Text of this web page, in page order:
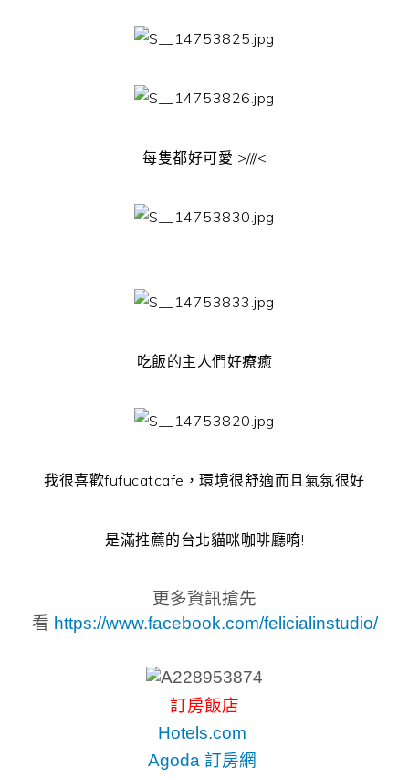
每隻都好可愛 >///<
吃飯的主人們好療癒
我很喜歡fufucatcafe，環境很舒適而且氣氛很好
是滿推薦的台北貓咪咖啡廳唷!
更多資訊搶先
看 https://www.facebook.com/felicialinstudio/
訂房飯店
Hotels.com
Agoda 訂房網